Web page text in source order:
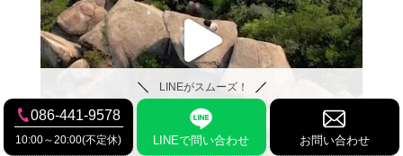
LINEがスムーズ！
086-441-9578
10:00～20:00(不定休) LINEで問い合わせ お問い合わせ